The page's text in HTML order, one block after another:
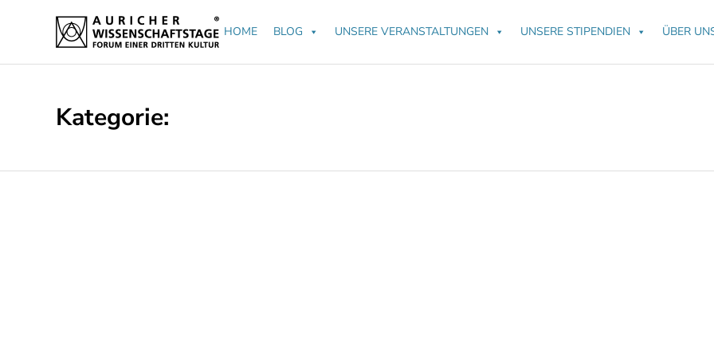
HOME BLOG UNSERE VERANSTALTUNGEN UNSERE STIPENDIEN ÜBER
Kategorie: